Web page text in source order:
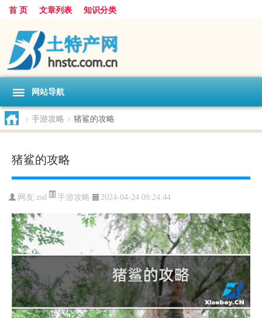
首 页 文章列表 知识分类
网站导航
> 手游攻略 > 猪鲨的攻略
猪鲨的攻略
网友:zsd 手游攻略 2024-04-24 09:24:44